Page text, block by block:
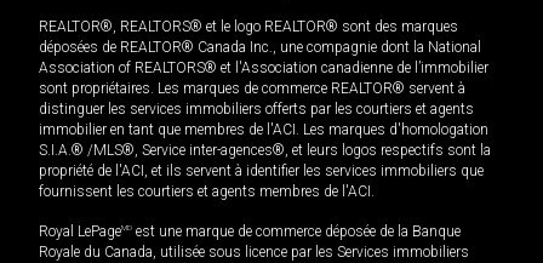
REALTOR®, REALTORS® et le logo REALTOR® sont des marques
déposées de REALTOR® Canada Inc., une compagnie dont la National
Association of REALTORS® et l'Association canadienne de l’immobilier
sont propriétaires. Les marques de commerce REALTOR® servent à
distinguer les services immobiliers offerts par les courtiers et agents
immobilier en tant que membres de l'ACI. Les marques d'homologation
S.I.A.® /MLS®, Service inter-agences®, et leurs logos respectifs sont la
propriété de l'ACI, et ils servent à identifier les services immobiliers que
fournissent les courtiers et agents membres de l'ACI.
Royal LePageMD est une marque de commerce déposée de la Banque
Royale du Canada, utilisée sous licence par les Services immobiliers